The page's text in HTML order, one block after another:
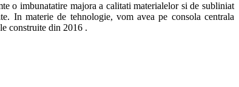
o imbunatatire majora a calitati materialelor si de subliniat
In materie de tehnologie, vom avea pe consola centrala
construite din 2016 .